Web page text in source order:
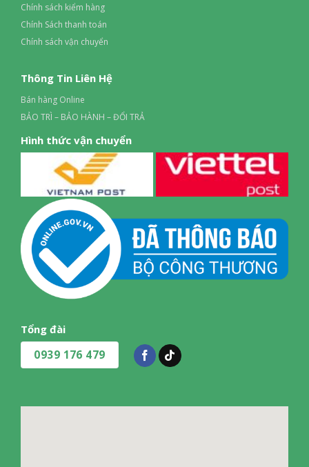
Chính sách kiểm hàng
Chính Sách thanh toán
Chính sách vận chuyển
Thông Tin Liên Hệ
Bán hàng Online
BẢO TRÌ – BẢO HÀNH – ĐỔI TRẢ
Hình thức vận chuyển
Tổng đài
0939 176 479